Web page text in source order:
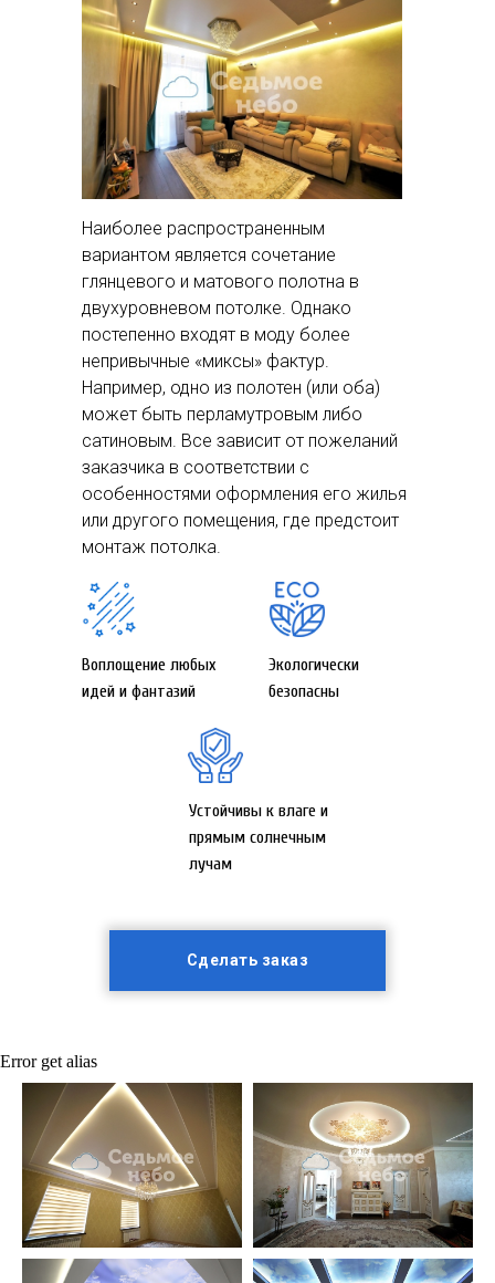
Воплощение любых
идей и фантазий
Экологически
безопасны
Устойчивы к влаге и
прямым солнечным
лучам
Наиболее распространенным
вариантом является сочетание
глянцевого и матового полотна в
двухуровневом потолке. Однако
постепенно входят в моду более
непривычные «миксы» фактур.
Например, одно из полотен (или оба)
может быть перламутровым либо
сатиновым. Все зависит от пожеланий
заказчика в соответствии с
особенностями оформления его жилья
или другого помещения, где предстоит
монтаж потолка.
Сделать заказ
Error get alias